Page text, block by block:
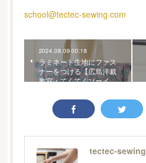
school@tectec-sewing.com
2024.08.09 00:18
ラミネート生地にファス
ナーをつける【広島洋裁
教室・てくてくソーイ…
tectec-sewing